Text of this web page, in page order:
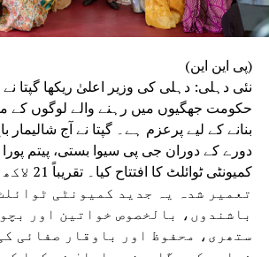
DON'T MISS
بی جے پی حکومت میں بچے اور والدین
کو بم سے اڑانے کی دھمکی پر کجریوال
(پی این این)
نئی دہلی: دہلی کی وزیر اعلیٰ ریکھا گپتا
حکومت جھگیوں میں رہنے والے لوگوں کے
بنانے کے لیے پرعزم ہے۔ گپتا نے آج شالیمار
دورے کے دوران جی پی سیوا بستی، پیتم
کمیونٹی
تعمیر شدہ یہ جدید کمیونٹی
باشندوں، بالخصوص خواتین اور
ستھری، محفوظ اور باوقار صفائی